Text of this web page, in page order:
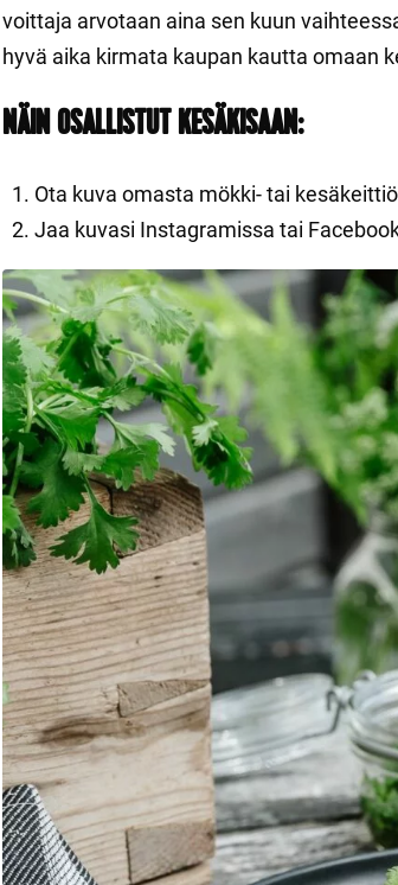
voittaja arvotaan aina sen kuun
hyvä aika kirmata kaupan kautta omaan
NÄIN OSALLISTUT KESÄKISAAN:
Ota kuva omasta mökki- tai
Jaa kuvasi Instagramissa tai